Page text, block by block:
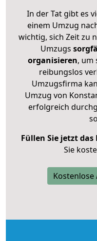
In der Tat gibt es
einem Umzug
wichtig, sich Zeit zu
Umzugs
organisieren, um
reibungslos
Umzugsfirma
Umzug von
erfolgreich
Füllen Sie jetzt
Sie